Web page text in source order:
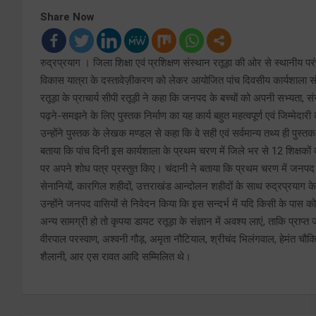
Share Now
रुद्रप्रयाग । जिला शिक्षा एवं प्रशिक्षण संस्थान रतूड़ा की ओर से स्थानीय
विकास यात्रा के दस्तावेज़ीकरण को लेकर आयोजित पांच दिवसीय
रतूड़ा के प्राचार्य सीपी रतूड़ी ने कहा कि जनपद के बच्चों को अपनी सभ्यता,
पढ़ने-समझने के लिए पुस्तक निर्माण का यह कार्य बहुत महत्वपूर्ण एवं जिम्मेदारी
उन्होंने पुस्तक के लेखक मण्डल से कहा कि वे सही एवं सर्वमान्य तथ्य ही
बताया कि पांच दिनी इस कार्यशाला के प्रथम चरण में जिले भर से 12 शिक्षकों
पर अपने शोध पत्र प्रस्तुत किए। चंदानी ने बताया कि प्रथम चरण में
सेनानियों, कारगिल शहीदों, उत्तराखंड आन्दोलन शहीदों के साथ
उन्होंने जनपद वासियों से निवेदन किया कि इस सन्दर्भ में यदि किसी के पास
अन्य सामग्री हो तो कृपया डायट रतूड़ा के संज्ञान में अवश्य लाएं, ताकि
वीरपाल परस्वाण, अश्वनी गौड़, अमृता नौटियाल, श्रीचंद भिलंगवाल, हेमंत
शैलानी, आर एस रावत आदि सम्मिलित थे।